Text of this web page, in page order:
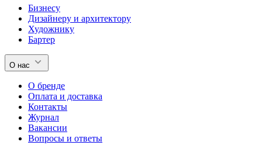
Бизнесу
Дизайнеру и архитектору
Художнику
Бартер
О нас
О бренде
Оплата и доставка
Контакты
Журнал
Вакансии
Вопросы и ответы